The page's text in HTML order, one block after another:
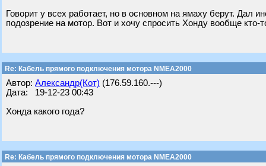
Говорит у всех работает, но в основном на ямаху берут. Дал
подозрение на мотор. Вот и хочу спросить Хонду вообще
Re: Кабель прямого подключения мотора NMEA2000
Автор: Александр(Кот) (176.59.160.---)
Дата: 19-12-23 00:43
Хонда какого года?
Re: Кабель прямого подключения мотора NMEA2000